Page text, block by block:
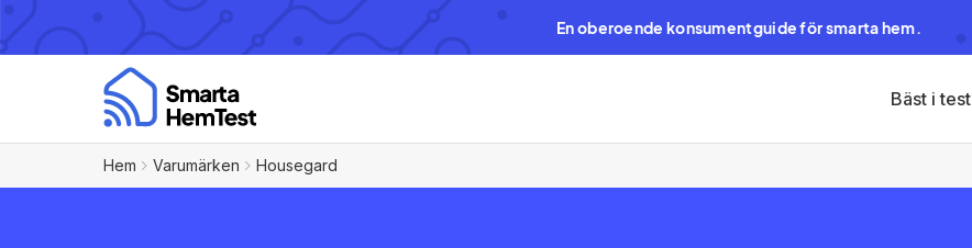
En oberoende konsumentguide för smarta hem.
Bäst i test
Hem Varumärken Housegard